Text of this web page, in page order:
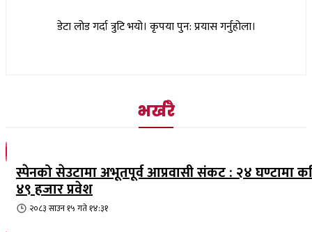
डेटा लोड गर्दा त्रुटि भयो। कृपया पुन: प्रयास गर्नुहोला।
भर्खरै
स्पेनको सेउटामा अभूतपूर्व आप्रवासी संकट : २४ घण्टामा
४९ हजार प्रवेश
२०८३ साउन १५ गते १४:३१